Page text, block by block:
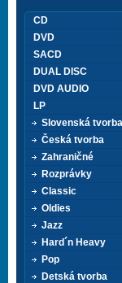
CD
DVD
SACD
DUAL DISC
DVD AUDIO
LP
Slovenská tvorba
Česká tvorba
Zahraničné
Rozprávky
Classic
Oldies
Jazz
Hard´n Heavy
Pop
Detská tvorba